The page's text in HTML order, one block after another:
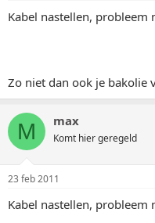
Kabel nastellen, probleem
Zo niet dan ook je bakolie
M max
Komt hier geregeld
23 feb 2011
Kabel nastellen, probleem